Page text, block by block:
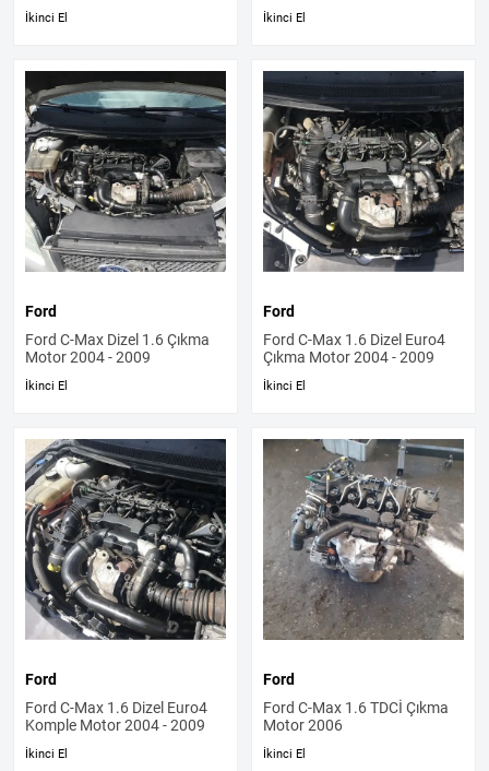
İkinci El İkinci El
Ford
Ford C-Max Dizel 1.6 Çıkma
Motor 2004 - 2009
İkinci El
Ford
Ford C-Max 1.6 Dizel Euro4
Çıkma Motor 2004 - 2009
İkinci El
Ford
Ford C-Max 1.6 Dizel Euro4
Komple Motor 2004 - 2009
İkinci El
Ford
Ford C-Max 1.6 TDCİ Çıkma
Motor 2006
İkinci El